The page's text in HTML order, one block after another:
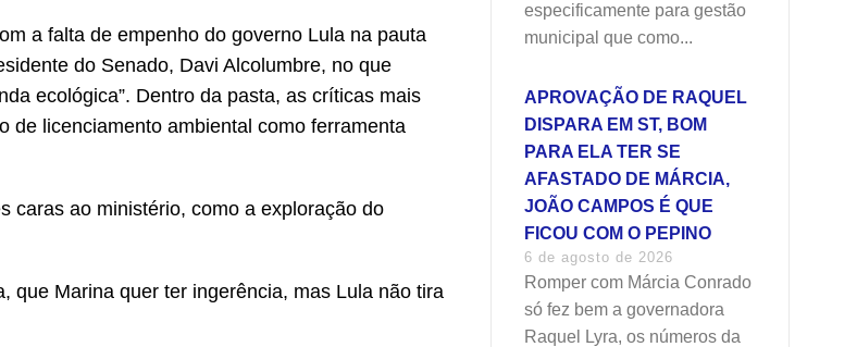
a falta de empenho do governo Lula na pauta
do Senado, Davi Alcolumbre, no que
ecológica”. Dentro da pasta, as críticas mais
de licenciamento ambiental como ferramenta
caras ao ministério, como a exploração do
que Marina quer ter ingerência, mas Lula não tira
especificamente para gestão
municipal que como...
APROVAÇÃO DE RAQUEL
DISPARA EM ST, BOM
PARA ELA TER SE
AFASTADO DE MÁRCIA,
JOÃO CAMPOS É QUE
FICOU COM O PEPINO
6 de agosto de 2026
Romper com Márcia Conrado
só fez bem a governadora
Raquel Lyra, os números da